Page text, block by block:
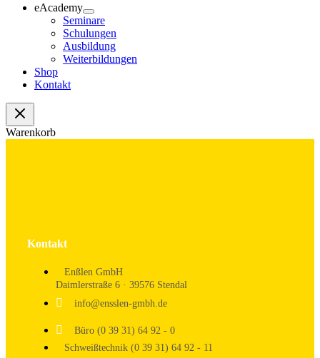
eAcademy
Seminare
Schulungen
Ausbildung
Weiterbildungen
Shop
Kontakt
Warenkorb
Kontakt
Enßlen GmbH
Daimlerstraße 6 · 39576 Stendal
info@ensslen-gmbh.de
Büro (0 39 31) 64 92 - 0
Schweißtechnik (0 39 31) 64 92 - 11